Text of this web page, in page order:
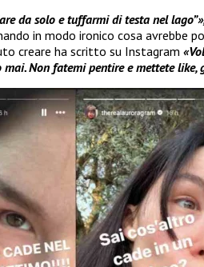
da solo e tuffarmi di testa nel
in modo ironico cosa avrebbe
creare ha scritto su Instagram
Non fatemi pentire e mettete like,